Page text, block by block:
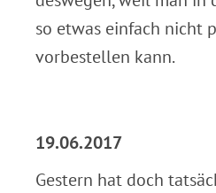
so etwas einfach nicht
vorbestellen kann.
19.06.2017
Gestern hat doch